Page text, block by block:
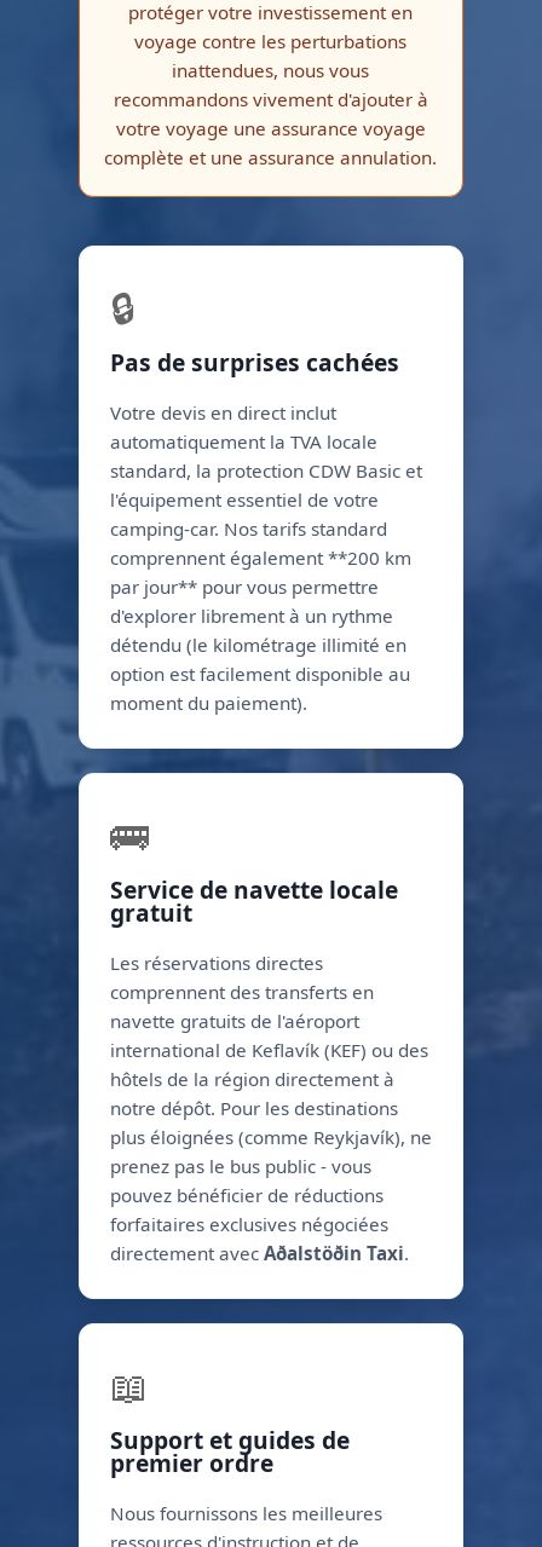
protéger votre investissement en
voyage contre les perturbations
inattendues, nous vous
recommandons vivement d'ajouter à
votre voyage une assurance voyage
complète et une assurance annulation.
🔒
Pas de surprises cachées
Votre devis en direct inclut
automatiquement la TVA locale
standard, la protection CDW Basic et
l'équipement essentiel de votre
camping-car. Nos tarifs standard
comprennent également **200 km
par jour** pour vous permettre
d'explorer librement à un rythme
détendu (le kilométrage illimité en
option est facilement disponible au
moment du paiement).
🚌
Service de navette locale
gratuit
Les réservations directes
comprennent des transferts en
navette gratuits de l'aéroport
international de Keflavík (KEF) ou des
hôtels de la région directement à
notre dépôt. Pour les destinations
plus éloignées (comme Reykjavík), ne
prenez pas le bus public - vous
pouvez bénéficier de réductions
forfaitaires exclusives négociées
directement avec Aðalstöðin Taxi.
📖
Support et guides de
premier ordre
Nous fournissons les meilleures
ressources d'instruction et de